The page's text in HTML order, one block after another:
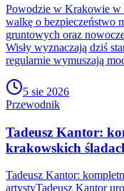
Powodzie w Krakowie w
walkę o bezpieczeństwo
gruntowych oraz
Wisły wyznaczają dziś
regularnie wymuszają
5 sie 2026
Przewodnik
Tadeusz Kantor:
krakowskich
Tadeusz Kantor:
artystyTadeusz Kantor